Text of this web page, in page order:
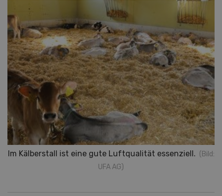
Im Kälberstall ist eine gute Luftqualität essenziell. (Bild:
UFA AG)